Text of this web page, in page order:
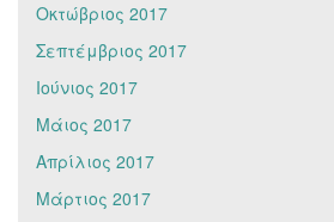
Οκτώβριος 2017
Σεπτέμβριος 2017
Ιούνιος 2017
Μάιος 2017
Απρίλιος 2017
Μάρτιος 2017